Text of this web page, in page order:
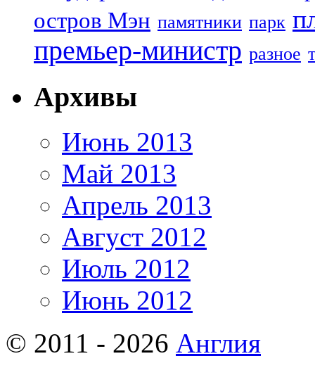
остров Мэн памятники парк
премьер-министр разное
Архивы
Июнь 2013
Май 2013
Апрель 2013
Август 2012
Июль 2012
Июнь 2012
© 2011 - 2026 Англия